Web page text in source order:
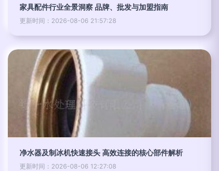
家具配件行业全景洞察 品牌、批发与加盟指南
更新时间：2026-08-06 21:57:28
净水器及制冰机快速接头 高效连接的核心部件解析
更新时间：2026-08-06 12:27:08